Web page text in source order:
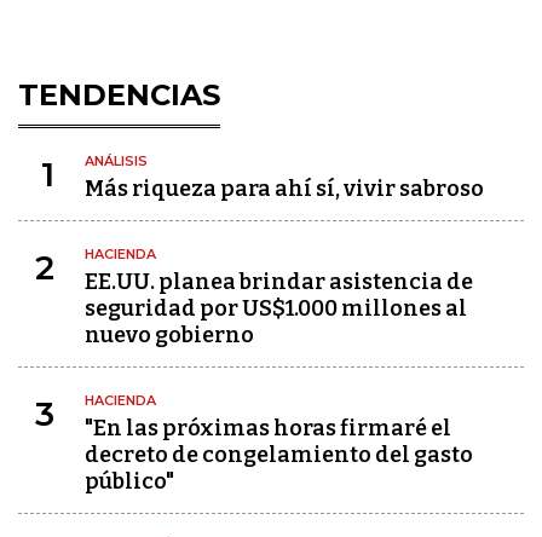
TENDENCIAS
1 ANÁLISIS
Más riqueza para ahí sí, vivir sabroso
2 HACIENDA
EE.UU. planea brindar asistencia de
seguridad por US$1.000 millones al
nuevo gobierno
3 HACIENDA
"En las próximas horas firmaré el
decreto de congelamiento del gasto
público"